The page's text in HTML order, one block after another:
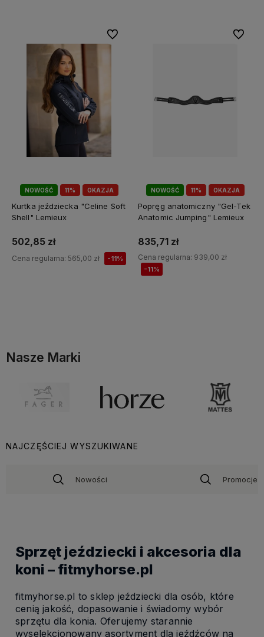
11%
NOWOŚĆ OKAZJA
Kurtka jeździecka "Celine Soft
Shell" Lemieux
502,85 zł
Cena regularna: 565,00 zł -11%
Do ulubionych
11%
NOWOŚĆ OKAZJA
Popręg anatomiczny "Gel-Tek
Anatomic Jumping" Lemieux
835,71 zł
Cena regularna: 939,00 zł
-11%
Do
Nasze Marki
NAJCZĘŚCIEJ WYSZUKIWANE
Nowości Promocje
Sprzęt jeździecki i akcesoria dla
koni – fitmyhorse.pl
fitmyhorse.pl to sklep jeździecki dla osób, które
cenią jakość, dopasowanie i świadomy wybór
sprzętu dla konia. Oferujemy starannie
wyselekcjonowany asortyment dla jeźdźców na